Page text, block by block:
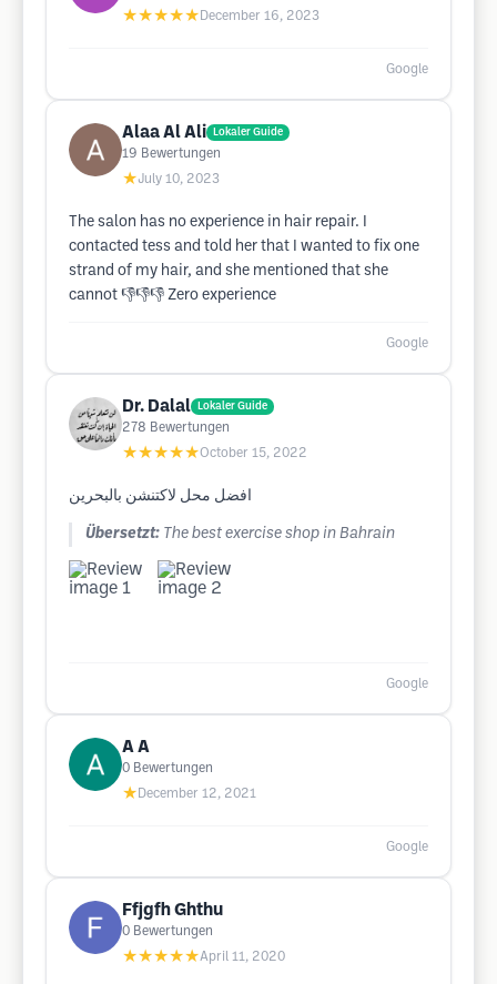
★★★★★ December 16, 2023
Google
Alaa Al Ali Lokaler Guide
19 Bewertungen
★July 10, 2023
The salon has no experience in hair repair. I
contacted tess and told her that I wanted to fix one
strand of my hair, and she mentioned that she
cannot 👎👎👎 Zero experience
Google
Dr. Dalal Lokaler Guide
278 Bewertungen
★★★★★October 15, 2022
افضل محل لاكتنشن بالبحرين
Übersetzt: The best exercise shop in Bahrain
Google
A A
0 Bewertungen
★ December 12, 2021
Google
Ffjgfh Ghthu
0 Bewertungen
★★★★★April 11, 2020